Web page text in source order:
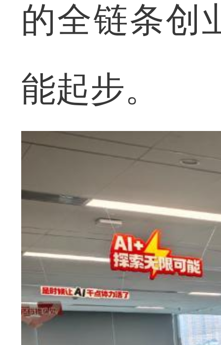
的全链条创
能起步。